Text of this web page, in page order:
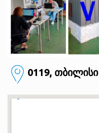
0119, თბილისი